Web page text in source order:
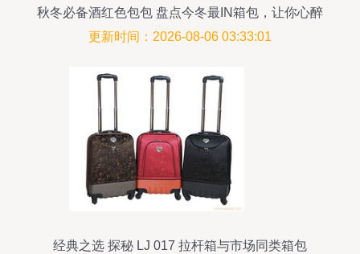
秋冬必备酒红色包包 盘点今冬最IN箱包，让你心醉
钱包失血（上篇 化妆品灵感篇）
更新时间：2026-08-06 03:33:01
经典之选 探秘 LJ 017 拉杆箱与市场同类箱包